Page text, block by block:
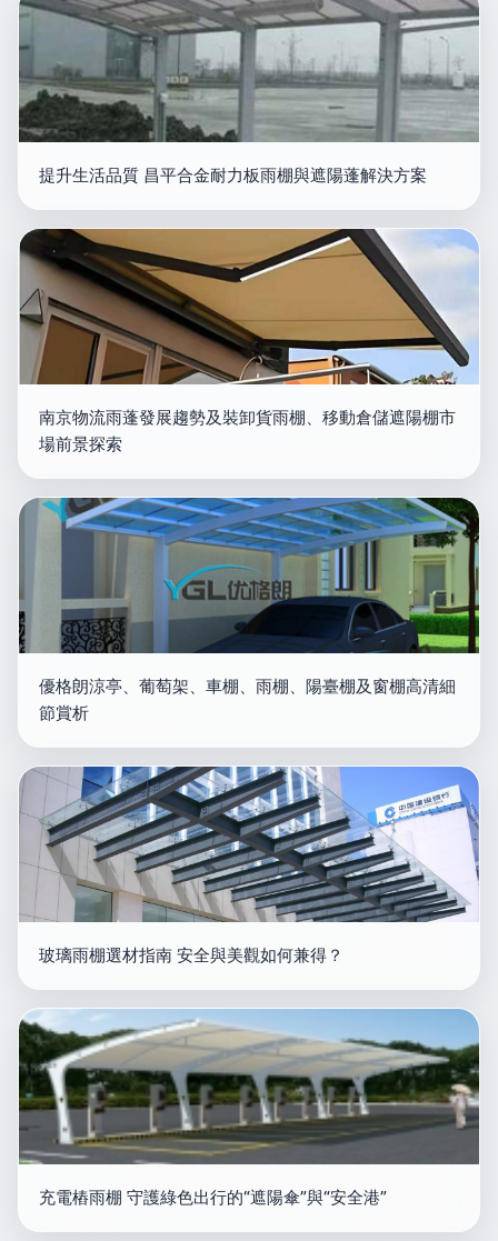
提升生活品質 昌平合金耐力板雨棚與遮陽蓬解決方案
南京物流雨蓬發展趨勢及裝卸貨雨棚、移動倉儲遮陽棚市
場前景探索
優格朗涼亭、葡萄架、車棚、雨棚、陽臺棚及窗棚高清細
節賞析
玻璃雨棚選材指南 安全與美觀如何兼得？
充電樁雨棚 守護綠色出行的“遮陽傘”與“安全港”